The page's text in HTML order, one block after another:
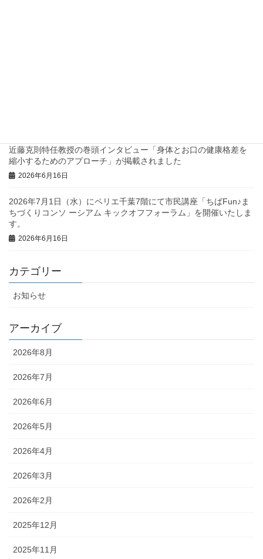
近藤克則特任教授の巻頭インタビュー「身体とお口の健康格差を
縮小するためのアプローチ」が掲載されました
2026年6月16日
2026年7月1日（水）にペリエ千葉7階にて市民講座「ちばFun♪ま
ちづくりコンソ ーシアム キックオフフォーラム」を開催いたしま
す。
2026年6月16日
カテゴリー
お知らせ
アーカイブ
2026年8月
2026年7月
2026年6月
2026年5月
2026年4月
2026年3月
2026年2月
2025年12月
2025年11月